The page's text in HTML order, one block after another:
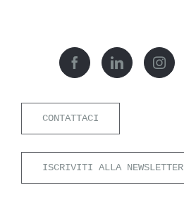
CONTATTACI
ISCRIVITI ALLA NEWSLETTER